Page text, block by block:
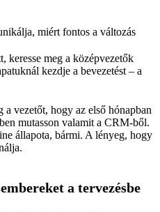
miért fontos a változás
keresse meg a középvezetők
kezdje a bevezetést – a
a vezetőt, hogy az első hónapban
mutasson valamit a CRM-ből.
állapota, bármi. A lényeg, hogy
a tervezésbe